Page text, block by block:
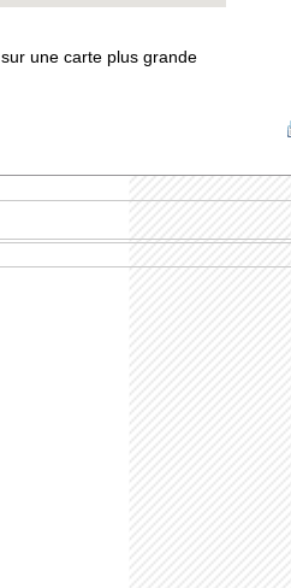
sur une carte plus grande